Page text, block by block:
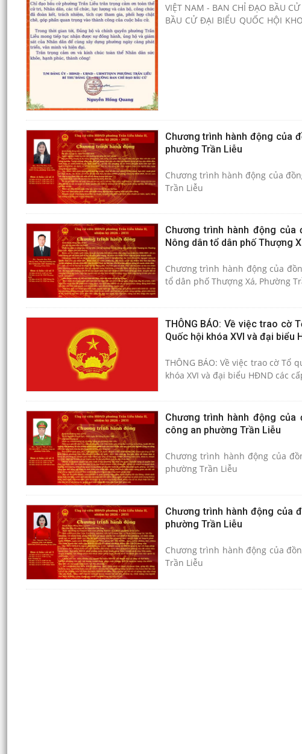
VIỆT NAM - BAN CHỈ ĐẠO BẦU
BẦU CỬ ĐẠI BIỂU QUỐC HỘI
Chương trình hành động của
phường Trần Liễu
Chương trình hành động của
Trần Liễu
Chương trình hành động
Nông dân tổ dân phố Thượng
Chương trình hành động của đồng chí Nguyễn Quý Đạt -
tổ dân phố Thượng Xá, Phường
THÔNG BÁO: Về việc trao cờ
Quốc hội khóa XVI và đại biểu
THÔNG BÁO: Về việc trao cờ
khóa XVI và đại biểu HĐND các
Chương trình hành động của
công an phường Trần Liễu
Chương trình hành động của
phường Trần Liễu
Chương trình hành động của
phường Trần Liễu
Chương trình hành động của
Trần Liễu